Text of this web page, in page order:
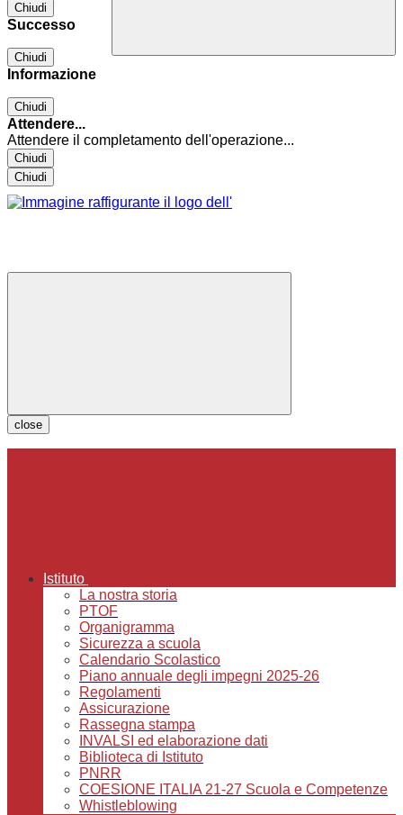
Chiudi
Successo
Chiudi
Informazione
Chiudi
Attendere...
Attendere il completamento dell'operazione...
Chiudi
Chiudi
close
Istituto
La nostra storia
PTOF
Organigramma
Sicurezza a scuola
Calendario Scolastico
Piano annuale degli impegni 2025-26
Regolamenti
Assicurazione
Rassegna stampa
INVALSI ed elaborazione dati
Biblioteca di Istituto
PNRR
COESIONE ITALIA 21-27 Scuola e Competenze
Whistleblowing